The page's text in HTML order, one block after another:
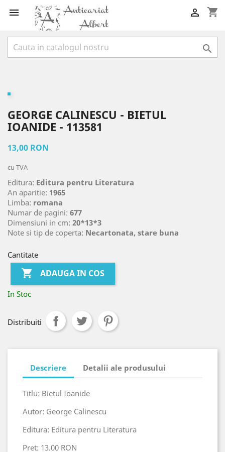
 shopping_cart


GEORGE CALINESCU - BIETUL
IOANIDE - 113581
13,00 RON
cu TVA
Editura: Editura pentru Literatura
An aparitie: 1965
Limba: romana
Numar de pagini: 677
Dimensiuni in cm: 20*13*3
Note si tip de coperta: Necartonata, stare buna
Cantitate
 ADAUGA IN COS
In Stoc
Distribuiti
Descriere Detalii ale produsului
Titlu: Bietul Ioanide
Autor: George Calinescu
Editura: Editura pentru Literatura
Pret: 13.00 RON